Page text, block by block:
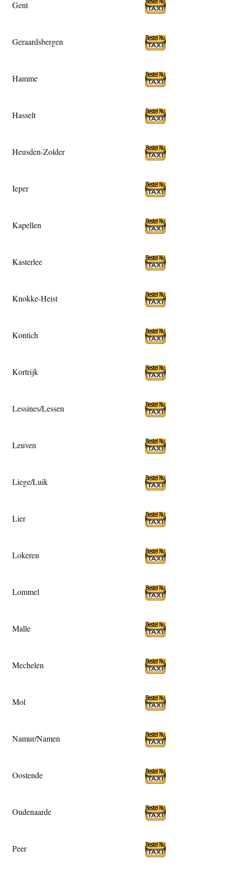
Gent
Geraardsbergen
Hamme
Hasselt
Heusden-Zolder
Ieper
Kapellen
Kasterlee
Knokke-Heist
Kontich
Kortrijk
Lessines/Lessen
Leuven
Liege/Luik
Lier
Lokeren
Lommel
Malle
Mechelen
Mol
Namur/Namen
Oostende
Oudenaarde
Peer